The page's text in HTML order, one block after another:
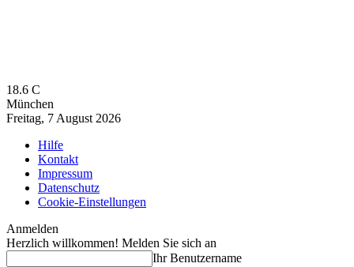
18.6 C
München
Freitag, 7 August 2026
Hilfe
Kontakt
Impressum
Datenschutz
Cookie-Einstellungen
Anmelden
Herzlich willkommen! Melden Sie sich an
Ihr Benutzername